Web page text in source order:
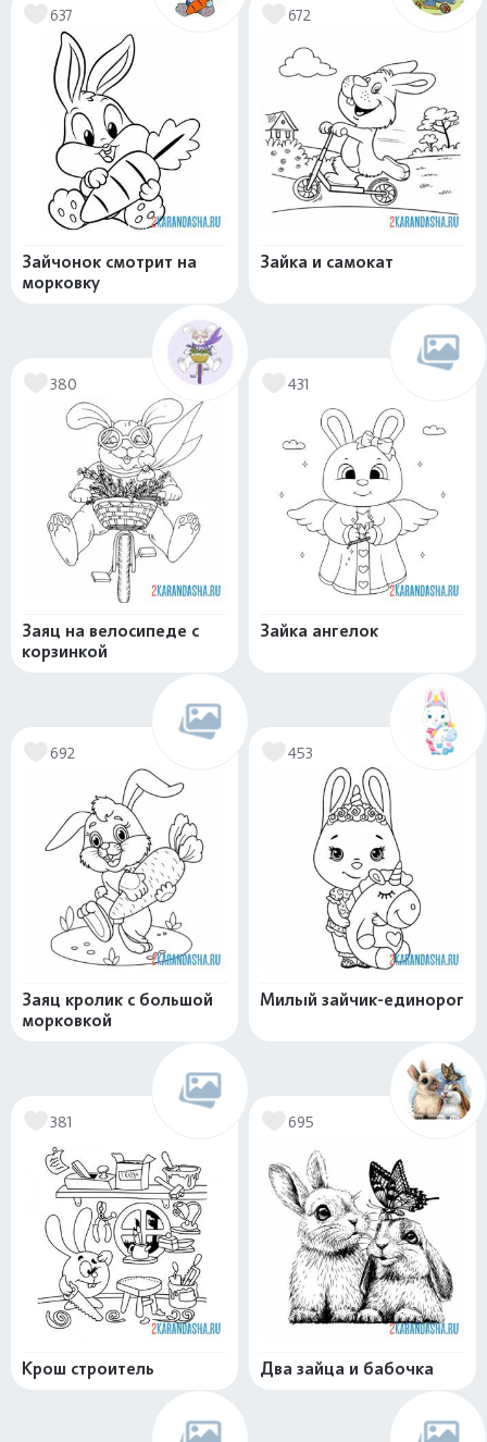
637
Зайчонок смотрит на
морковку
672
Зайка и самокат
380
Заяц на велосипеде с
корзинкой
431
Зайка ангелок
692
Заяц кролик с большой
морковкой
453
Милый зайчик-единорог
381
Крош строитель
695
Два зайца и бабочка